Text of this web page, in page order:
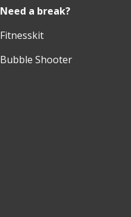
Need a break?
Fitnesskit
Bubble Shooter